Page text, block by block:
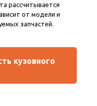
рассчитывается
от модели и
запчастей.
кузовного